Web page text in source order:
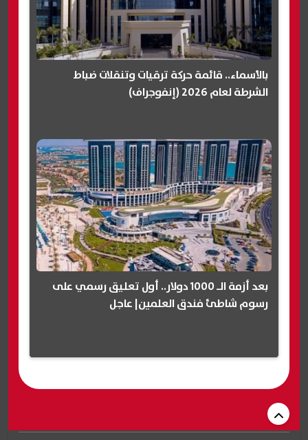
بالأسماء.. قائمة حركة ترقيات وتنقلات ضباط
الشرطة لعام 2026 (إنفوجراف)
بعد أزمة الـ 1000 دولار.. أول تعليق رسمي على
رسوم شاطئ فندق العلمين| عاجل